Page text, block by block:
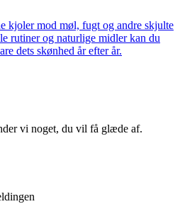
kjoler mod møl, fugt og andre skjulte
rutiner og naturlige midler kan du
dets skønhed år efter år.
vi noget, du vil få glæde af.